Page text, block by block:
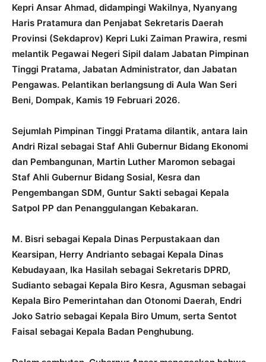
Kepri Ansar Ahmad, didampingi Wakilnya, Nyanyang
Haris Pratamura dan Penjabat Sekretaris Daerah
Provinsi (Sekdaprov) Kepri Luki Zaiman Prawira, resmi
melantik Pegawai Negeri Sipil dalam Jabatan Pimpinan
Tinggi Pratama, Jabatan Administrator, dan Jabatan
Pengawas. Pelantikan berlangsung di Aula Wan Seri
Beni, Dompak, Kamis 19 Februari 2026.
Sejumlah Pimpinan Tinggi Pratama dilantik, antara lain
Andri Rizal sebagai Staf Ahli Gubernur Bidang Ekonomi
dan Pembangunan, Martin Luther Maromon sebagai
Staf Ahli Gubernur Bidang Sosial, Kesra dan
Pengembangan SDM, Guntur Sakti sebagai Kepala
Satpol PP dan Penanggulangan Kebakaran.
M. Bisri sebagai Kepala Dinas Perpustakaan dan
Kearsipan, Herry Andrianto sebagai Kepala Dinas
Kebudayaan, Ika Hasilah sebagai Sekretaris DPRD,
Sudianto sebagai Kepala Biro Kesra, Agusman sebagai
Kepala Biro Pemerintahan dan Otonomi Daerah, Endri
Joko Satrio sebagai Kepala Biro Umum, serta Sentot
Faisal sebagai Kepala Badan Penghubung.